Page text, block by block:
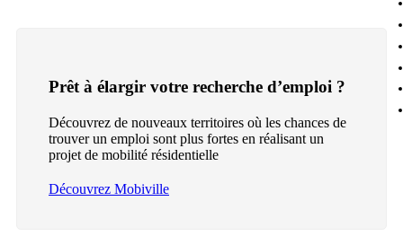
Prêt à élargir votre recherche d’emploi ?
Découvrez de nouveaux territoires où les chances de
trouver un emploi sont plus fortes en réalisant un
projet de mobilité résidentielle
Découvrez Mobiville